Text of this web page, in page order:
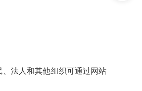
法人和其他组织可通过网站